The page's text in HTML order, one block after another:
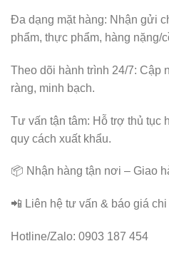
Đa dạng mặt hàng: Nhận gửi
phẩm, thực phẩm, hàng nặng/
Theo dõi hành trình 24/7: Cập
ràng, minh bạch.
Tư vấn tận tâm: Hỗ trợ thủ tục
quy cách xuất khẩu.
📦 Nhận hàng tận nơi – Giao
📲 Liên hệ tư vấn & báo giá chi
Hotline/Zalo: 0903 187 454